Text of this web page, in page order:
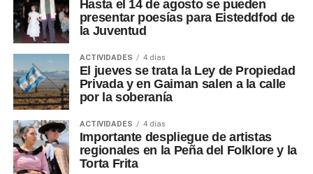
Hasta el 14 de agosto se pueden
presentar poesías para Eisteddfod de
la Juventud
ACTIVIDADES 4 días
El jueves se trata la Ley de Propiedad
Privada y en Gaiman salen a la calle
por la soberanía
ACTIVIDADES 4 días
Importante despliegue de artistas
regionales en la Peña del Folklore y la
Torta Frita